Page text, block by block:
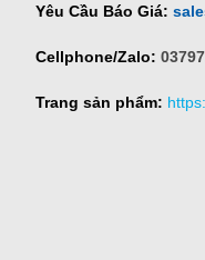
Yêu Cầu Báo Giá:
Cellphone/Zalo:
Trang sản phẩm: